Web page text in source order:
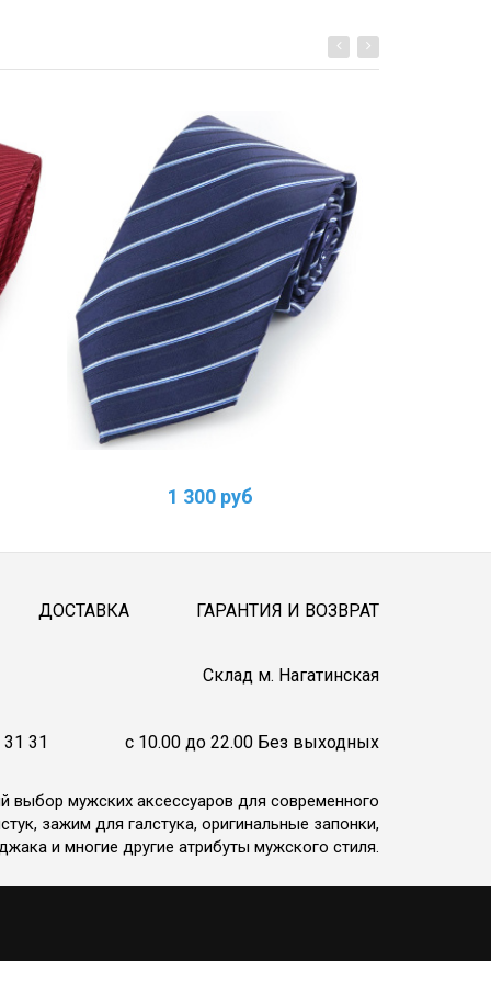
1 300 руб
ДОСТАВКА ГАРАНТИЯ И ВОЗВРАТ
Cклад м. Нагатинская
31 c 10.00 до 22.00 Без выходных
выбор мужских аксессуаров для современного
зажим для галстука, оригинальные запонки,
и многие другие атрибуты мужского стиля.